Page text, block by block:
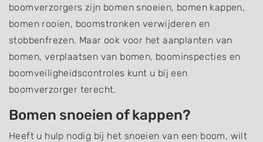
boomverzorgers zijn bomen snoeien, bomen kappen,
bomen rooien, boomstronken verwijderen en
stobbenfrezen. Maar ook voor het aanplanten van
bomen, verplaatsen van bomen, boominspecties en
boomveiligheidscontroles kunt u bij een
boomverzorger terecht.
Bomen snoeien of kappen?
Heeft u hulp nodig bij het snoeien van een boom, wilt